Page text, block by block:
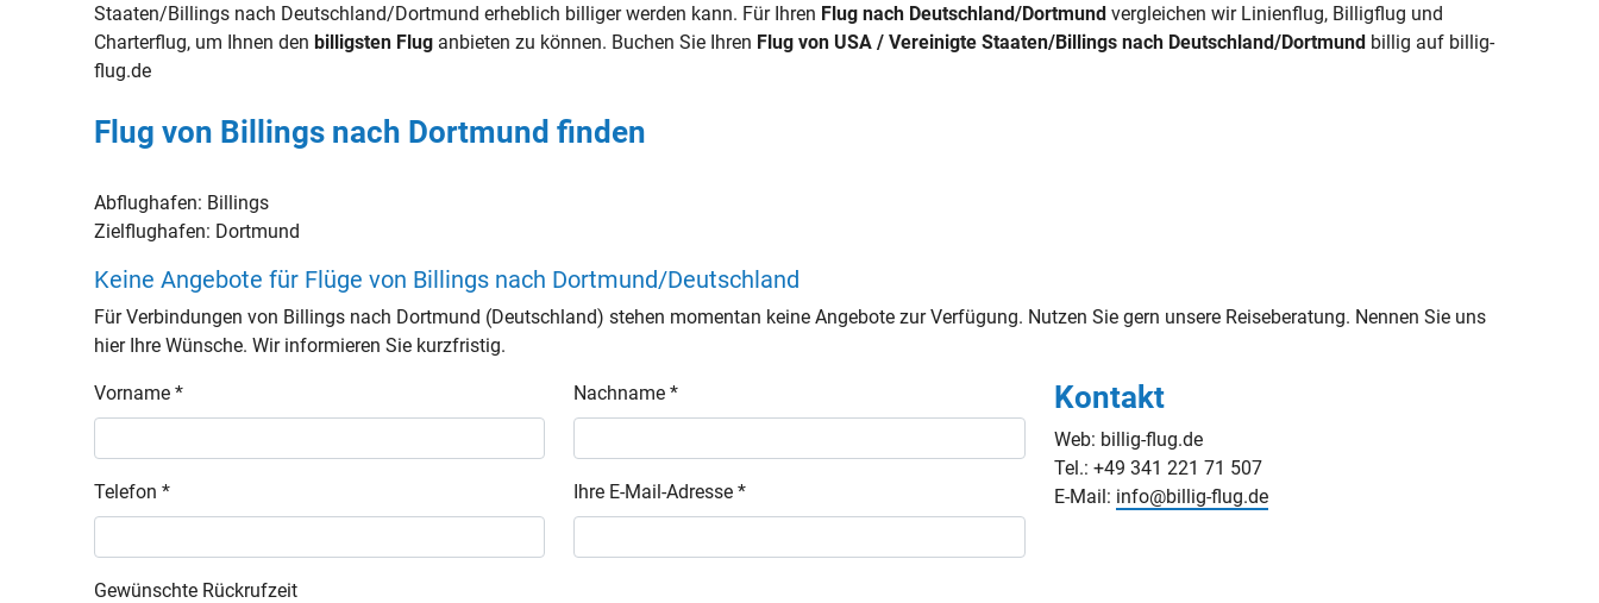
Staaten/Billings nach Deutschland/Dortmund erheblich billiger werden kann. Für Ihren Flug nach Deutschland/Dortmund vergleichen wir Linienflug, Billigflug und
Charterflug, um Ihnen denbilligsten Flug anbieten zu können. Buchen Sie Ihren Flug von USA / Vereinigte Staaten/Billings nach Deutschland/Dortmund billig auf billig-
flug.de
Flug von Billings nach Dortmund finden
Abflughafen: Billings
Zielflughafen: Dortmund
Keine Angebote für Flüge von Billings nach Dortmund/Deutschland
Für Verbindungen von Billings nach Dortmund (Deutschland) stehen momentan keine Angebote zur Verfügung. Nutzen Sie gern unsere Reiseberatung. Nennen Sie uns
hier Ihre Wünsche. Wir informieren Sie kurzfristig.
Vorname * Nachname *
Telefon * Ihre E-Mail-Adresse *
Gewünschte Rückrufzeit
Kontakt
Web: billig-flug.de
Tel.: +49 341 221 71 507
E-Mail: info@billig-flug.de